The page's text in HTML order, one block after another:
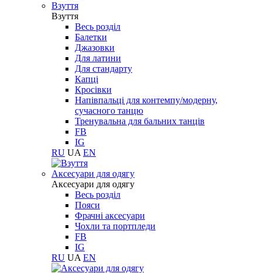
Взуття
Взуття
Весь розділ
Балетки
Джазовки
Для латини
Для стандарту
Капці
Кросівки
Напівпальці для контемпу/модерну,
сучасного танцю
Тренувальна для бальних танців
FB
IG
RU UA EN
Aксесуари для одягу
Aксесуари для одягу
Весь розділ
Пояси
Фрачні аксесуари
Чохли та портпледи
FB
IG
RU UA EN